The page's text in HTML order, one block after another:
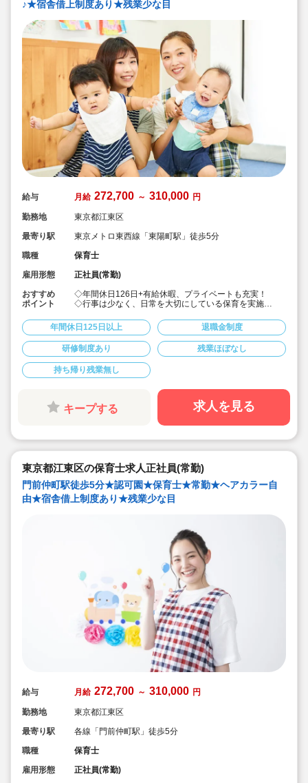
♪★宿舎借上制度あり★残業少な目
給与 月給 272,700 ～ 310,000 円
勤務地
東京都江東区
最寄り駅
東京メトロ東西線「東陽町駅」徒歩5分
職種
保育士
雇用形態
正社員(常勤)
おすすめ
ポイント
◇年間休日126日+有給休暇、プライベートも充実！
◇行事は少なく、日常を大切にしている保育を実施
にしています。
◇産休・育休からの復帰（男性の育休実績あり）、時短
勤務実績多数で働きやすい職場です
◇ヘアカラーは自由。髪色の制限なし。
◇20代で経験少ない方もノビノビ働きやすい環境
◇書き物のICT化も進めており持ち帰り業務/残業ほぼな
し。
◇残業した場合の代は1分単位で支給されます
◇子どもが自分の意志や感情を尊重され、自分で選択し
ていくことをあたたかく見守り、子どもが主体の保育を
のような保育園
できる範囲で実施
◇在籍年数や保育経験に合わせた段階的な研修を年間総
計110回以上実施。研修も参加しやすい職場環境です
年間休日125日以上 退職金制度
研修制度あり 残業ほぼなし
持ち帰り残業無し
キープする 求人を見る
東京都江東区の保育士求人正社員(常勤)
門前仲町駅徒歩5分★認可園★保育士★常勤★ヘアカラー自
由★宿舎借上制度あり★残業少な目
給与 月給 272,700 ～ 310,000 円
勤務地
東京都江東区
最寄り駅
各線「門前仲町駅」徒歩5分
職種
保育士
雇用形態
正社員(常勤)